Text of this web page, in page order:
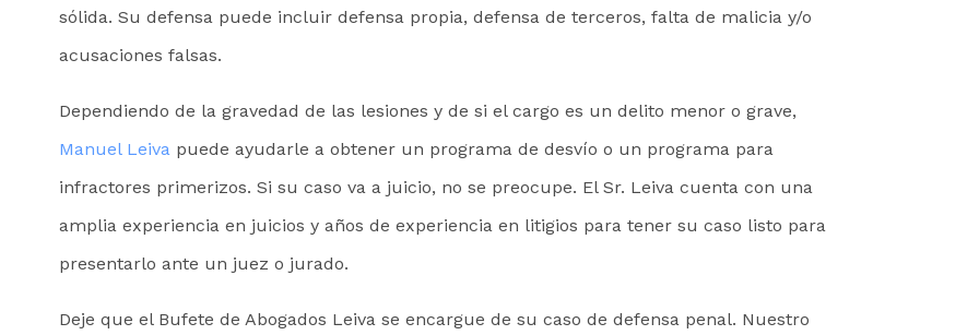
sólida. Su defensa puede incluir defensa propia, defensa de terceros, falta de malicia y/o
acusaciones falsas.
Dependiendo de la gravedad de las lesiones y de si el cargo es un delito menor o grave,
Manuel Leiva puede ayudarle a obtener un programa de desvío o un programa para
infractores primerizos. Si su caso va a juicio, no se preocupe. El Sr. Leiva cuenta con una
amplia experiencia en juicios y años de experiencia en litigios para tener su caso listo para
presentarlo ante un juez o jurado.
Deje que el Bufete de Abogados Leiva se encargue de su caso de defensa penal. Nuestro